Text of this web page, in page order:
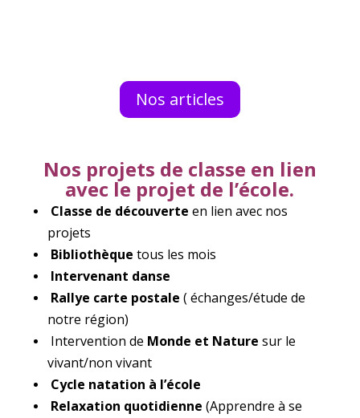
Nos articles
Nos projets de classe en lien
avec le projet de l’école.
Classe de découverte en lien avec nos
projets
Bibliothèque tous les mois
Intervenant danse
Rallye carte postale ( échanges/étude de
notre région)
Intervention de Monde et Nature sur le
vivant/non vivant
Cycle natation à l’école
Relaxation quotidienne (Apprendre à se